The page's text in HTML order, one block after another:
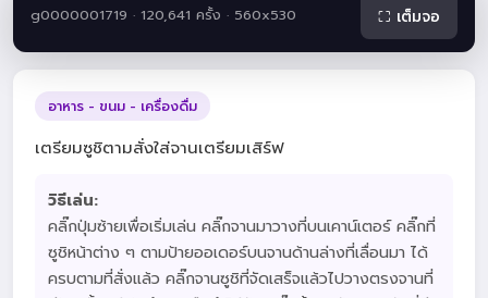
g0000001719 · 120,641 ครั้ง · 560x530 ⛶ เต็มจอ
อาหาร - ขนม - เครื่องดื่ม
เตรียมซูชิตามสั่งใส่จานเตรียมเสิร์ฟ
วิธีเล่น:
คลิ๊กปุ่มซ้ายเพื่อเริ่มเล่น คลิ๊กจานมาวางที่บนเคาน์เตอร์ คลิ๊กที่
ซูชิหน้าต่าง ๆ ตามป้ายออเดอร์บนจานด้านล่างที่เลื่อนมา ได้
ครบตามที่สั่งแล้ว คลิ๊กจานซูชิที่จัดเสร็จแล้วไปวางตรงจานที่